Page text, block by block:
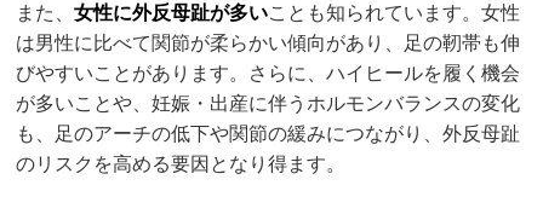
また、女性に外反母趾が多いことも知られています。女性
は男性に比べて関節が柔らかい傾向があり、足の靭帯も伸
びやすいことがあります。さらに、ハイヒールを履く機会
が多いことや、妊娠・出産に伴うホルモンバランスの変化
も、足のアーチの低下や関節の緩みにつながり、外反母趾
のリスクを高める要因となり得ます。